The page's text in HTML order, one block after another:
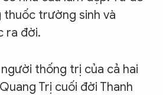
thuốc trường sinh và
ra đời.
người thống trị của cả hai
Trị cuối đời Thanh